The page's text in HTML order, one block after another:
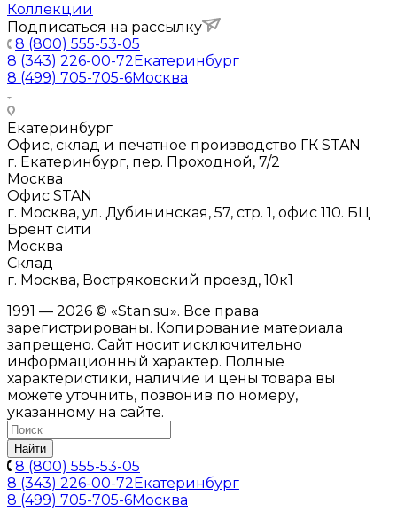
Коллекции
Подписаться на рассылку
8 (800) 555-53-05
8 (343) 226-00-72Екатеринбург
8 (499) 705-705-6Москва
Екатеринбург
Офис, склад и печатное производство ГК STAN
г. Екатеринбург, пер. Проходной, 7/2
Москва
Офис STAN
г. Москва, ул. Дубининская, 57, стр. 1, офис 110. БЦ
Брент сити
Москва
Склад
г. Москва, Востряковский проезд, 10к1
1991 — 2026 © «Stan.su». Все права
зарегистрированы. Копирование материала
запрещено. Сайт носит исключительно
информационный характер. Полные
характеристики, наличие и цены товара вы
можете уточнить, позвонив по номеру,
указанному на сайте.
Найти
8 (800) 555-53-05
8 (343) 226-00-72Екатеринбург
8 (499) 705-705-6Москва